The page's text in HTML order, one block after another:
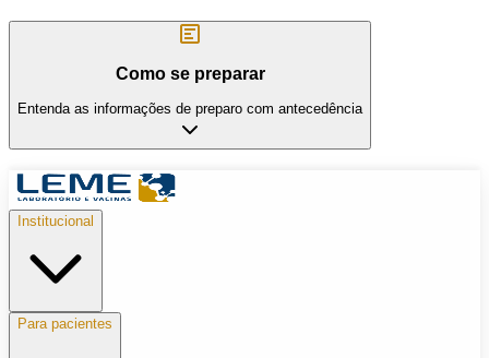
Como se preparar
Entenda as informações de preparo com antecedência
Institucional
Para pacientes